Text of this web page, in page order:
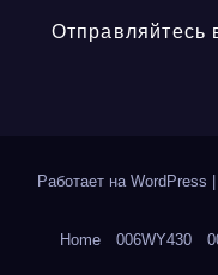
Отправляйтесь
Работает на WordPress
Home 006WY430